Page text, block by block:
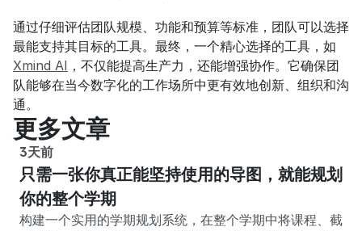
通过仔细评估团队规模、功能和预算等标准，团队可以选择
最能支持其目标的工具。最终，一个精心选择的工具，如
Xmind AI ，不仅能提高生产力，还能增强协作。它确保团
队能够在当今数字化的工作场所中更有效地创新、组织和沟
通。
更多文章
3天前
只需一张你真正能坚持使用的导图，就能规划
你的整个学期
构建一个实用的学期规划系统，在整个学期中将课程、截